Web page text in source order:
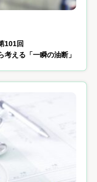
101回
える「一瞬の油断」